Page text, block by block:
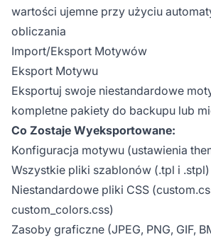
wartości ujemne przy użyciu
obliczania
Import/Eksport Motywów
Eksport Motywu
Eksportuj swoje niestandardowe
kompletne pakiety do backupu lub
Co Zostaje Wyeksportowane:
Konfiguracja motywu (ustawienia
Wszystkie pliki szablonów (.tpl i .stpl)
Niestandardowe pliki CSS
custom_colors.css)
Zasoby graficzne (JPEG, PNG, GIF,